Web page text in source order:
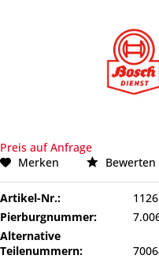
Preis auf Anfrage
Merken
Bewerten
Artikel-Nr.:
1126
Pierburgnummer:
Alternative
Teilenummern: